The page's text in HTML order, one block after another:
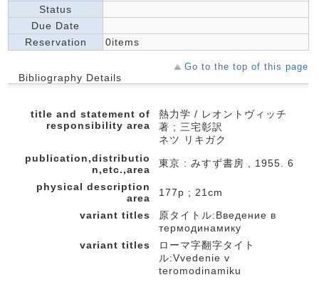
Status
Due Date
Reservation
0items
Go to the top of this page
Bibliography Details
title and statement of
responsibility area
熱力学 / レオントヴィッチ
著 ; 三宅彰訳
ネツ リキガク
publication,distributio
n,etc.,area
東京 : みすず書房 , 1955. 6
physical description
area
177p ; 21cm
variant titles
原タイトル:Введение в
термодинамику
variant titles
ローマ字翻字タイト
ル:Vvedenie v
teromodinamiku